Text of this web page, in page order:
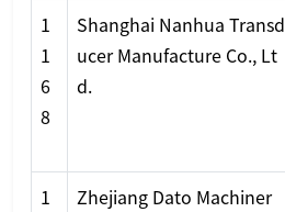
1
1
6
8
Shanghai Nanhua Transd
ucer Manufacture Co., Lt
d.
1
Zhejiang Dato Machiner